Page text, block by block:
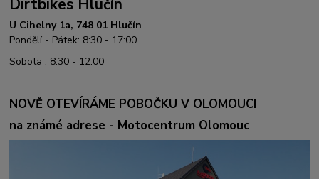
Dirtbikes Hlučín
U Cihelny 1a, 748 01 Hlučín
Pondělí - Pátek: 8:30 - 17:00
Sobota : 8:30 - 12:00
NOVĚ OTEVÍRÁME POBOČKU V OLOMOUCI
na známé adrese - Motocentrum Olomouc